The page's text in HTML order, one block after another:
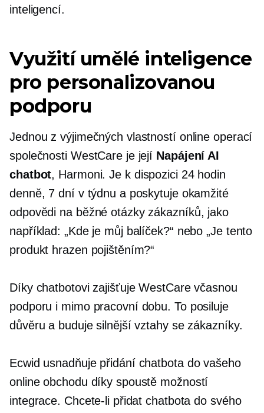
inteligencí.
Využití umělé inteligence
pro personalizovanou
podporu
Jednou z výjimečných vlastností online operací
společnosti WestCare je její Napájení AI
chatbot, Harmoni. Je k dispozici 24 hodin
denně, 7 dní v týdnu a poskytuje okamžité
odpovědi na běžné otázky zákazníků, jako
například: „Kde je můj balíček?“ nebo „Je tento
produkt hrazen pojištěním?“
Díky chatbotovi zajišťuje WestCare včasnou
podporu i mimo pracovní dobu. To posiluje
důvěru a buduje silnější vztahy se zákazníky.
Ecwid usnadňuje přidání chatbota do vašeho
online obchodu díky spoustě možností
integrace. Chcete-li přidat chatbota do svého